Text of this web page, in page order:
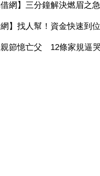
網】三分鐘解決燃眉之急
】找人幫！資金快速到位
節憶亡父 12條家規逼